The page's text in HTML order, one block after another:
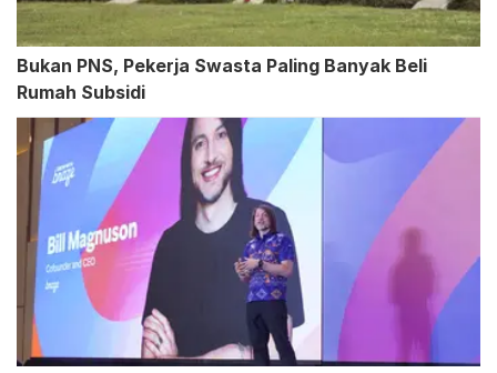
Bukan PNS, Pekerja Swasta Paling Banyak Beli
Rumah Subsidi